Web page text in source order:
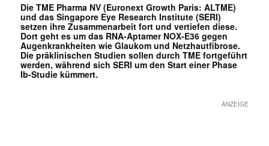
Die TME Pharma NV (Euronext Growth Paris: ALTME)
und das Singapore Eye Research Institute (SERI)
setzen ihre Zusammenarbeit fort und vertiefen diese.
Dort geht es um das RNA-Aptamer NOX-E36 gegen
Augenkrankheiten wie Glaukom und Netzhautfibrose.
Die präklinischen Studien sollen durch TME fortgeführt
werden, während sich SERI um den Start einer Phase
Ib-Studie kümmert.
ANZEIGE